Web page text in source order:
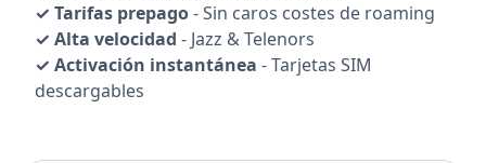
✓ Tarifas prepago- Sin caros costes de roaming
✓ Alta velocidad - Jazz & Telenors
✓ Activación instantánea - Tarjetas SIM
descargables